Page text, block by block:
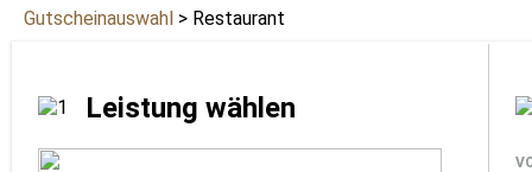
Gutscheinauswahl > Restaurant
Leistung wählen